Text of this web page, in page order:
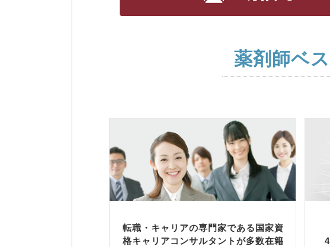
薬剤師ベ
転職・キャリアの専門家である国家資
格キャリアコンサルタントが多数在籍